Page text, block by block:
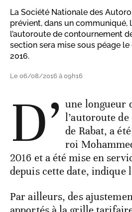
La Société Nationale des
prévient, dans un communiqué,
l’autoroute de contournement
section sera mise sous péage
2016.
Le 06/08/2016 à 09h16
D’ une longueur
l’autoroute
de Rabat, a
roi
2016 et a été mise en
depuis cette date, indique
Par ailleurs, des